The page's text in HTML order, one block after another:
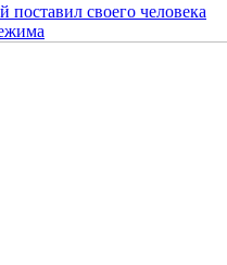
поставил своего человека